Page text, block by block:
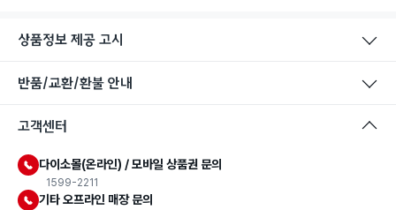
상품정보 제공 고시
반품/교환/환불 안내
고객센터
다이소몰(온라인) / 모바일 상품권 문의
1599-2211
기타 오프라인 매장 문의